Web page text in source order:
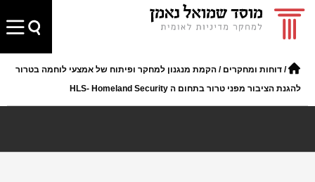
/ דוחות ומחקרים / הקמת מנגנון למחקר ופיתוח של אמצעי לוחמה בטרור
להגנת הציבור מפני טרור בתחום ה HLS- Homeland Security